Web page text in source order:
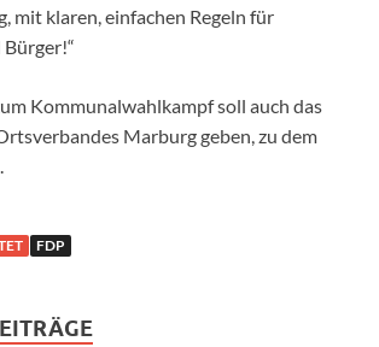
mit klaren, einfachen Regeln für
Kommunalwahlkampf soll auch das
Marburg geben, zu dem
FDP